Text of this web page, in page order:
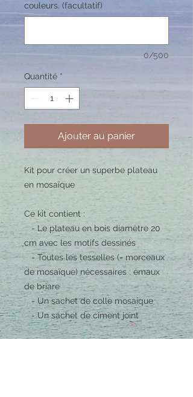
couleurs. (facultatif)
0/500
Quantité *
Ajouter au panier
Kit pour créer un superbe plateau
en mosaïque
Ce kit contient :
- Le plateau en bois diamètre 20
cm avec les motifs dessinés
- Toutes les tesselles (= morceaux
de mosaïque) nécessaires : émaux
de briare
- Un sachet de colle mosaique
- Un sachet de ciment joint